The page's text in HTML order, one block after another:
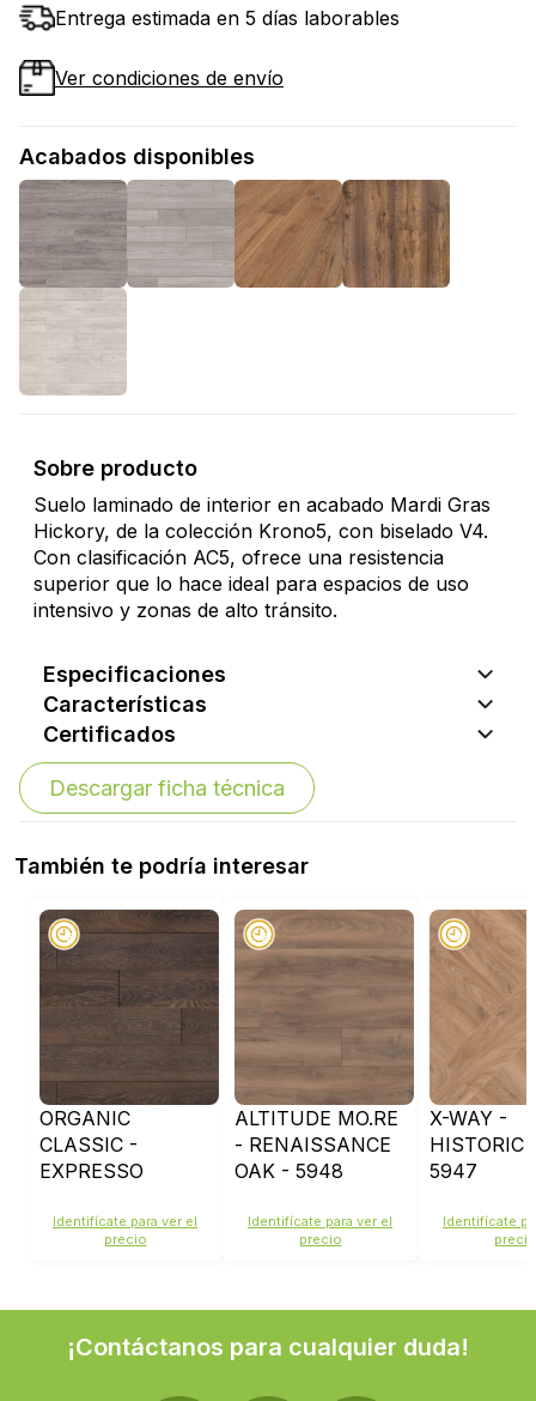
Entrega estimada en 5 días laborables
Ver condiciones de envío
Acabados disponibles
Sobre producto
Suelo laminado de interior en acabado Mardi Gras
Hickory, de la colección Krono5, con biselado V4.
Con clasificación AC5, ofrece una resistencia
superior que lo hace ideal para espacios de uso
intensivo y zonas de alto tránsito.
Especificaciones
Características
Certificados
Descargar ficha técnica
También te podría interesar
ORGANIC
CLASSIC -
EXPRESSO
- K479
Identifícate para ver el
precio
ALTITUDE MO.RE
- RENAISSANCE
OAK - 5948
Identifícate para ver el
precio
X-WAY -
HISTORIC
5947
Identifícate
precio
¡Contáctanos para cualquier duda!